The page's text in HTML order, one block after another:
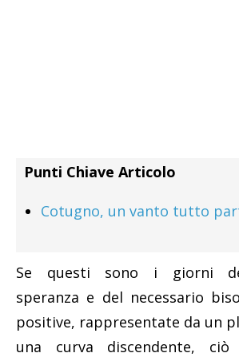
Punti Chiave Articolo
Cotugno, un vanto tutto
Se questi sono i giorni
speranza e del necessario
positive, rappresentate da un
una curva discendente, ciò